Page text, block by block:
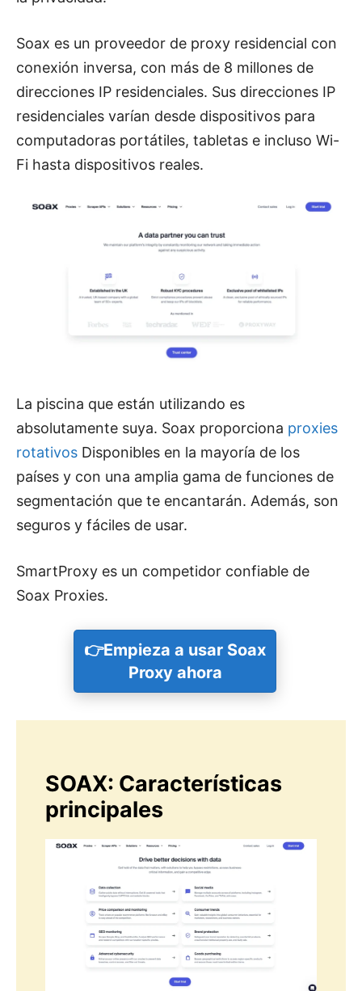
Soax es un proveedor de proxy residencial con
conexión inversa, con más de 8 millones de
direcciones IP residenciales. Sus direcciones IP
residenciales varían desde dispositivos para
computadoras portátiles, tabletas e incluso Wi-
Fi hasta dispositivos reales.
La piscina que están utilizando es
absolutamente suya. Soax proporciona proxies
rotativos Disponibles en la mayoría de los
países y con una amplia gama de funciones de
segmentación que te encantarán. Además, son
seguros y fáciles de usar.
SmartProxy es un competidor confiable de
Soax Proxies.
👉Empieza a usar Soax
Proxy ahora
SOAX: Características
principales